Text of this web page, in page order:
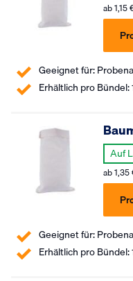
Geeignet für:
Erhältlich pro
ab1,15
Geeignet für:
Erhältlich pro
Auf
ab1,35